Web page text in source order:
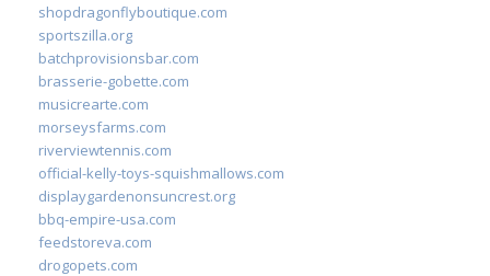
shopdragonflyboutique.com
sportszilla.org
batchprovisionsbar.com
brasserie-gobette.com
musicrearte.com
morseysfarms.com
riverviewtennis.com
official-kelly-toys-squishmallows.com
displaygardenonsuncrest.org
bbq-empire-usa.com
feedstoreva.com
drogopets.com